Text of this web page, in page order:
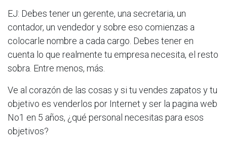
EJ: Debes tener un gerente, una secretaria, un
contador, un vendedor y sobre eso comienzas a
colocarle nombre a cada cargo. Debes tener en
cuenta lo que realmente tu empresa necesita, el resto
sobra. Entre menos, más.
Ve al corazón de las cosas y si tu vendes zapatos y tu
objetivo es venderlos por Internet y ser la pagina web
No1 en 5 años, ¿qué personal necesitas para esos
objetivos?